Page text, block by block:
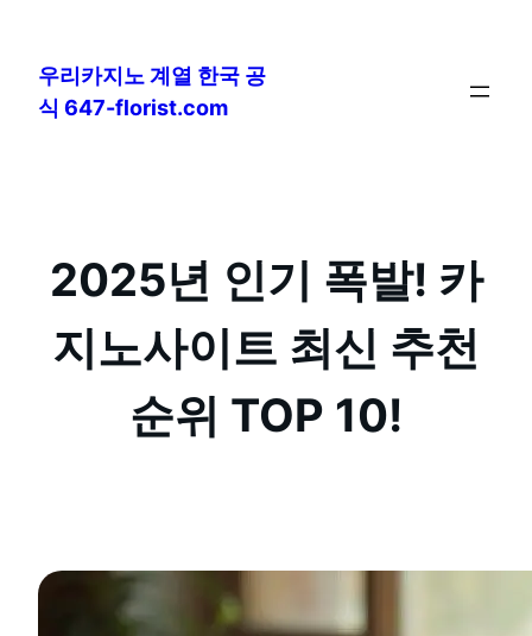
우리카지노 계열 한국 공
식 647-florist.com
2025년 인기 폭발! 카
지노사이트 최신 추천
순위 TOP 10!